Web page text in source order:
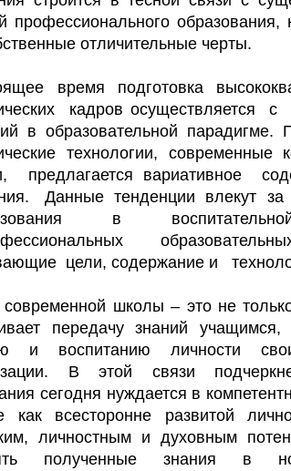
профессионального
отличительные черты.
время подготовка
кадров осуществляется
в образовательной парадигме.
технологии, современные
вариативное
Данные тенденции влекут
в
цели, содержание и
современной школы – это не
передачу знаний
и воспитанию личности
В этой связи
сегодня нуждается в
как всесторонне развитой
личностным и духовным
полученные знания в